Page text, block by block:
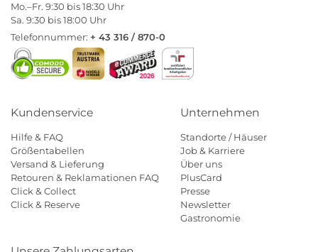
Mo.–Fr. 9:30 bis 18:30 Uhr
Sa. 9:30 bis 18:00 Uhr
Telefonnummer: + 43 316 / 870-0
Kundenservice
Hilfe & FAQ
Größentabellen
Versand & Lieferung
Retouren & Reklamationen FAQ
Click & Collect
Click & Reserve
Unternehmen
Standorte / Häuser
Job & Karriere
Über uns
PlusCard
Presse
Newsletter
Gastronomie